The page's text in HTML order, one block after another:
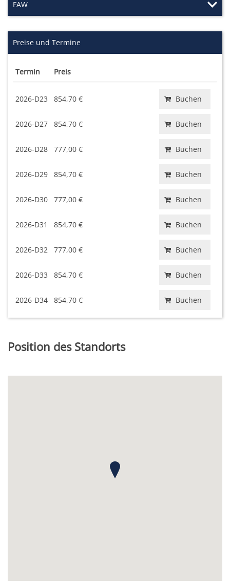
FAW
Preise und Termine
Termin Preis
2026-D23 854,70 € Buchen
2026-D27 854,70 € Buchen
2026-D28 777,00 € Buchen
2026-D29 854,70 € Buchen
2026-D30 777,00 € Buchen
2026-D31 854,70 € Buchen
2026-D32 777,00 € Buchen
2026-D33 854,70 € Buchen
2026-D34 854,70 € Buchen
Position des Standorts